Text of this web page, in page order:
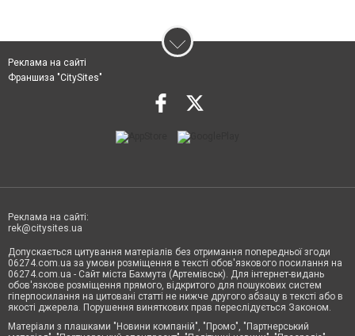
Реклама на сайті
Франшиза "CitySites"
Реклама на сайті:
rek@citysites.ua
Допускається цитування матеріалів без отримання попередньої згоди
06274.com.ua за умови розміщення в тексті обов'язкового посилання на
06274.com.ua - Сайт міста Бахмута (Артемівськ). Для інтернет-видань
обов'язкове розміщення прямого, відкритого для пошукових систем
гіперпосилання на цитовані статті не нижче другого абзацу в тексті або в
якості джерела. Порушення виняткових прав переслідується Законом.
Матеріали з плашками "Новини компаній", "Промо", "Партнерський